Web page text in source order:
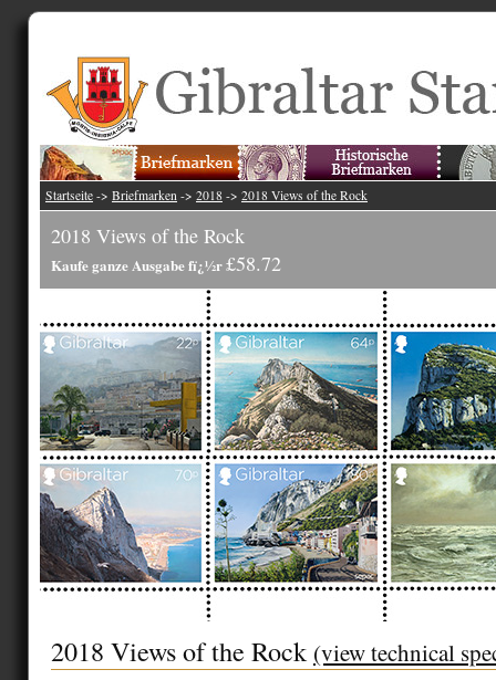
Startseite -> Briefmarken -> 2018 -> 2018 Views of the Rock
2018 Views of the Rock
Kaufe ganze Ausgabe fï¿½r£58.72
2018 Views of the Rock (view technical